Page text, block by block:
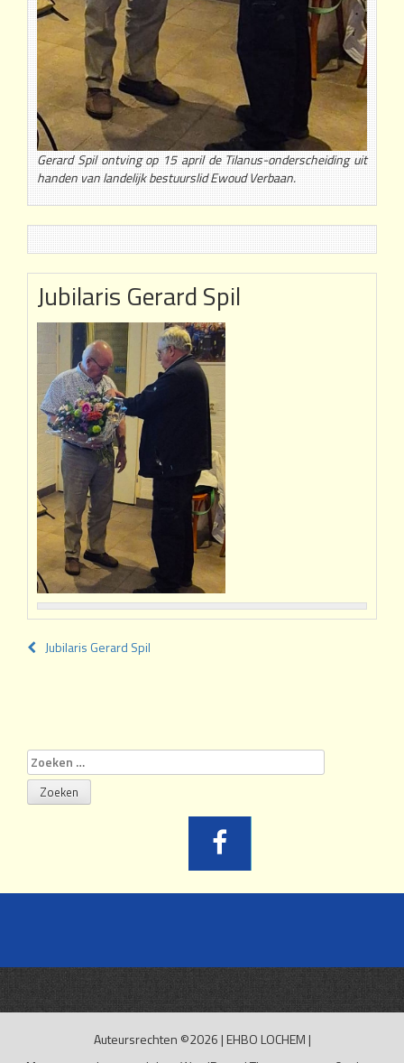
Gerard Spil ontving op 15 april de Tilanus-onderscheiding uit
handen van landelijk bestuurslid Ewoud Verbaan.
Jubilaris Gerard Spil
Bericht
Jubilaris Gerard Spil
Zoeken
naar:
Auteursrechten ©2026 | EHBO LOCHEM |